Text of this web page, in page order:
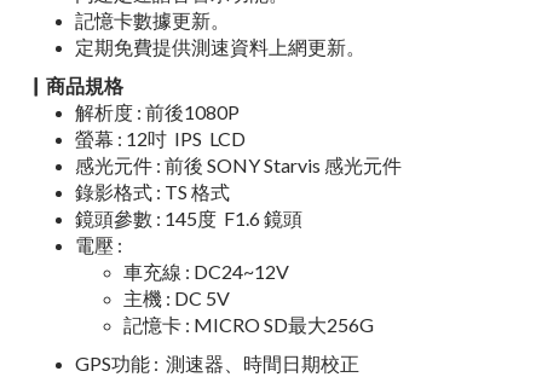
記憶卡數據更新。
定期免費提供測速資料上網更新。
▏商品規格
解析度 : 前後1080P
螢幕 : 12吋 IPS LCD
感光元件 : 前後 SONY Starvis 感光元件
錄影格式 : TS 格式
鏡頭參數 : 145度 F1.6 鏡頭
電壓 :
車充線 : DC24~12V
主機 : DC 5V
記憶卡 : MICRO SD最大256G
GPS功能 : 測速器、時間日期校正